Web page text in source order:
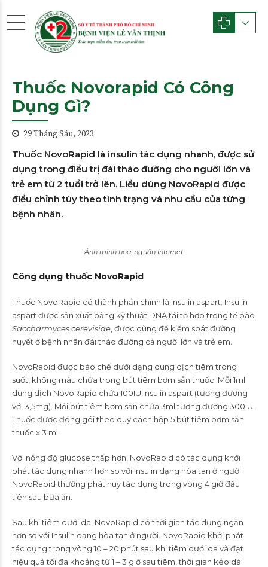
Thuốc Novorapid Có Công
Dụng Gì?
29 Tháng Sáu, 2023
Thuốc NovoRapid là insulin tác dụng nhanh, được sử
dụng trong điều trị đái tháo đường cho người lớn và
trẻ em từ 2 tuổi trở lên. Liều dùng NovoRapid được
điều chỉnh tùy theo tình trạng và nhu cầu của từng
bệnh nhân.
Ảnh minh họa: nguồn Internet.
Công dụng thuốc NovoRapid
Thuốc NovoRapid có thành phần chính là insulin aspart. Insulin
aspart được sản xuất bằng kỹ thuật DNA tái tổ hợp trong tế bào
Saccharmyces cerevisiae , được dùng để kiểm soát đường
huyết ở bệnh nhân đái tháo đường cả người lớn và trẻ em.
NovoRapid được bào chế dưới dạng dung dịch tiêm trong
suốt, không màu chứa trong bút tiêm bơm sẵn thuốc. Mỗi 1ml
dung dịch NovoRapid chứa 100IU Insulin aspart (tương đương
với 3,5mg). Mỗi bút tiêm bơm sẵn chứa 3ml tương đương 300IU.
Thuốc được đóng gói theo quy cách hộp 5 bút tiêm bơm sẵn
thuốc x 3 ml.
Với nồng độ glucose thấp hơn, NovoRapid có tác dụng khởi
phát tác dụng nhanh hơn so với Insulin dạng hòa tan ở người.
NovoRapid thường phát huy tác dụng trong vòng 4 giờ đầu
tiên sau bữa ăn.
Sau khi tiêm dưới da, NovoRapid có thời gian tác dụng ngắn
hơn so với Insulin dạng hòa tan ở người. NovoRapid khởi phát
tác dụng trong vòng 10 – 20 phút sau khi tiêm dưới da và đạt
hiệu quả tối đa khoảng từ 1 – 3 giờ sau tiêm, thời gian kéo dài